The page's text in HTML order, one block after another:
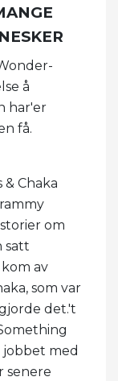
å
har'er
få.
Chaka
om
satt
av
som var
det.'t
jobbet med
senere